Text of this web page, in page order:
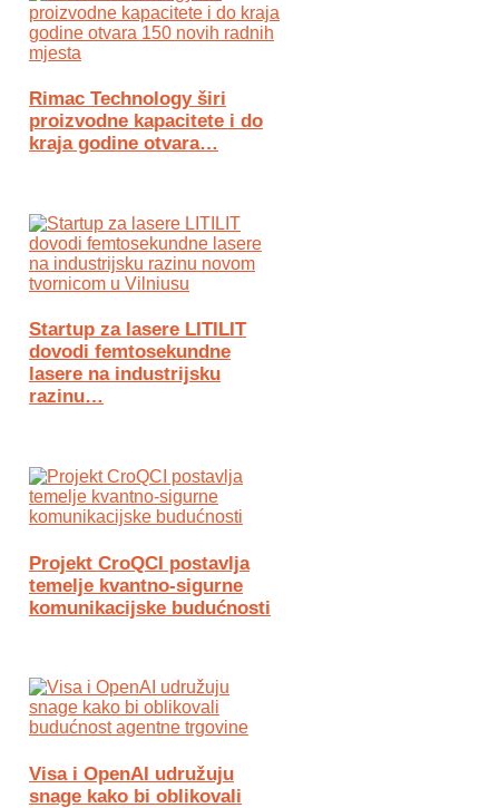
Rimac Technology širi
proizvodne kapacitete i do
kraja godine otvara…
Startup za lasere LITILIT
dovodi femtosekundne
lasere na industrijsku
razinu…
Projekt CroQCI postavlja
temelje kvantno-sigurne
komunikacijske budućnosti
Visa i OpenAI udružuju
snage kako bi oblikovali